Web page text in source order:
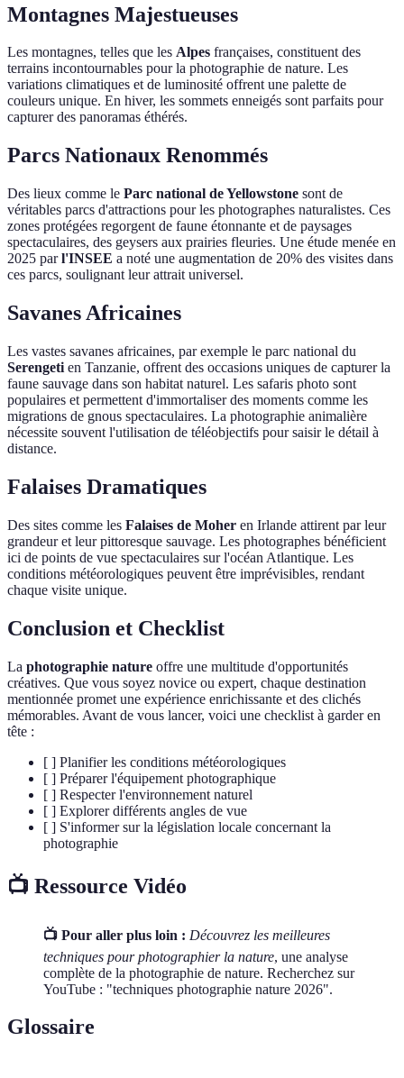
Montagnes Majestueuses
Les montagnes, telles que les Alpes françaises, constituent des
terrains incontournables pour la photographie de nature. Les
variations climatiques et de luminosité offrent une palette de
couleurs unique. En hiver, les sommets enneigés sont parfaits pour
capturer des panoramas éthérés.
Parcs Nationaux Renommés
Des lieux comme le Parc national de Yellowstone sont de
véritables parcs d'attractions pour les photographes naturalistes. Ces
zones protégées regorgent de faune étonnante et de paysages
spectaculaires, des geysers aux prairies fleuries. Une étude menée en
2025 parl'INSEE a noté une augmentation de 20% des visites dans
ces parcs, soulignant leur attrait universel.
Savanes Africaines
Les vastes savanes africaines, par exemple le parc national du
Serengeti en Tanzanie, offrent des occasions uniques de capturer la
faune sauvage dans son habitat naturel. Les safaris photo sont
populaires et permettent d'immortaliser des moments comme les
migrations de gnous spectaculaires. La photographie animalière
nécessite souvent l'utilisation de téléobjectifs pour saisir le détail à
distance.
Falaises Dramatiques
Des sites comme les Falaises de Moher en Irlande attirent par leur
grandeur et leur pittoresque sauvage. Les photographes bénéficient
ici de points de vue spectaculaires sur l'océan Atlantique. Les
conditions météorologiques peuvent être imprévisibles, rendant
chaque visite unique.
Conclusion et Checklist
La photographie nature offre une multitude d'opportunités
créatives. Que vous soyez novice ou expert, chaque destination
mentionnée promet une expérience enrichissante et des clichés
mémorables. Avant de vous lancer, voici une checklist à garder en
tête :
[ ] Planifier les conditions météorologiques
[ ] Préparer l'équipement photographique
[ ] Respecter l'environnement naturel
[ ] Explorer différents angles de vue
[ ] S'informer sur la législation locale concernant la
photographie
📺 Ressource Vidéo
📺 Pour aller plus loin : Découvrez les meilleures
techniques pour photographier la nature, une analyse
complète de la photographie de nature. Recherchez sur
YouTube : "techniques photographie nature 2026".
Glossaire